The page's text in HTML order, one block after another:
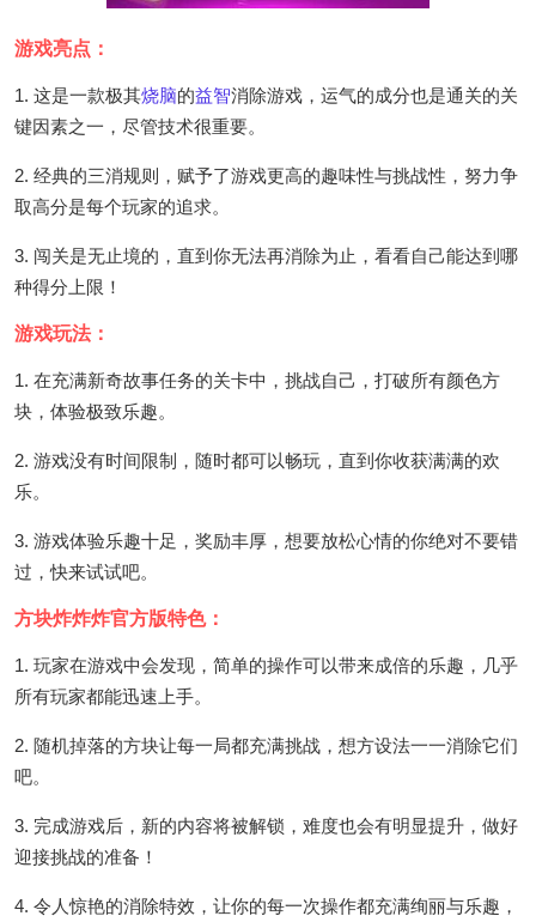
游戏亮点：
1. 这是一款极其烧脑的益智消除游戏，运气的成分也是通关的关
键因素之一，尽管技术很重要。
2. 经典的三消规则，赋予了游戏更高的趣味性与挑战性，努力争
取高分是每个玩家的追求。
3. 闯关是无止境的，直到你无法再消除为止，看看自己能达到哪
种得分上限！
游戏玩法：
1. 在充满新奇故事任务的关卡中，挑战自己，打破所有颜色方
块，体验极致乐趣。
2. 游戏没有时间限制，随时都可以畅玩，直到你收获满满的欢
乐。
3. 游戏体验乐趣十足，奖励丰厚，想要放松心情的你绝对不要错
过，快来试试吧。
方块炸炸炸官方版特色：
1. 玩家在游戏中会发现，简单的操作可以带来成倍的乐趣，几乎
所有玩家都能迅速上手。
2. 随机掉落的方块让每一局都充满挑战，想方设法一一消除它们
吧。
3. 完成游戏后，新的内容将被解锁，难度也会有明显提升，做好
迎接挑战的准备！
4. 令人惊艳的消除特效，让你的每一次操作都充满绚丽与乐趣，